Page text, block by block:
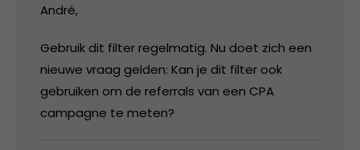
André,
Gebruik dit filter regelmatig. Nu doet zich een
nieuwe vraag gelden: Kan je dit filter ook
gebruiken om de referrals van een CPA
campagne te meten?